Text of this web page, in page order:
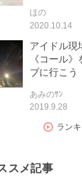
ほの
2020.10.14
アイドル
《コール
ブに行こう
あみのｻﾝ
2019.9.28
ラン
スメ記事